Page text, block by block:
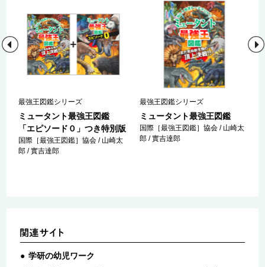
最強王図鑑シリーズ
ミュータント最強王図鑑
「エピソード０」つき特別版
国際［最強王図鑑］協会 / 山崎太
郎 / 實吉達郎
最強王図鑑シリーズ
ミュータント最強王図鑑
国際［最強王図鑑］協会 / 山崎太
郎 / 實吉達郎
学研の幼児ワーク